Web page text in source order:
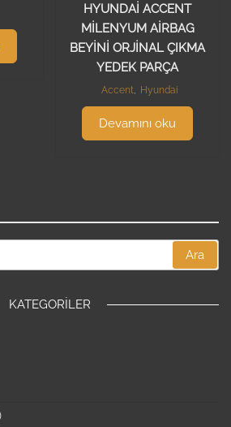
HYUNDAİ ACCENT
MİLENYUM AİRBAG
BEYİNİ ORJİNAL ÇIKMA
YEDEK PARÇA
Accent, Hyundai
Devamını oku
Ara
KATEGORILER